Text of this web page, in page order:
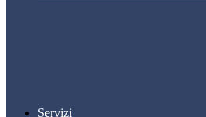
Servizi